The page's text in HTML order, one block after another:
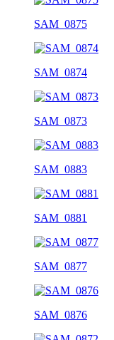
SAM_0875
SAM_0874
SAM_0873
SAM_0883
SAM_0881
SAM_0877
SAM_0876